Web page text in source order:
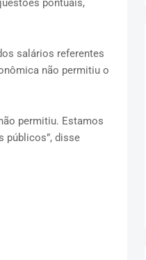
pontuais,
salários referentes
não permitiu o
permitiu. Estamos
públicos”, disse